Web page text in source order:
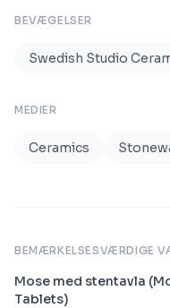
BEVÆGELSER
Swedish Studio
MEDIER
Ceramics
BEMÆRKELSESVÆRDIGE
Mose med stentavla
Tablets)